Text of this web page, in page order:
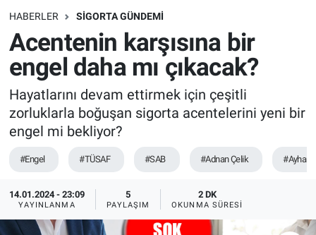
HABERLER SIGORTA GÜNDEMI
Acentenin karşısına bir
engel daha mı çıkacak?
Hayatlarını devam ettirmek için çeşitli
zorluklarla boğuşan sigorta acentelerini yeni bir
engel mi bekliyor?
#Engel #TÜSAF #SAB #Adnan Çelik #Ayhan
14.01.2024 - 23:09
YAYINLANMA
5
PAYLAŞIM
2 DK
OKUNMA SÜRESI
Sağlık Sigortaları
Sporun Sigortası
Ekonomi